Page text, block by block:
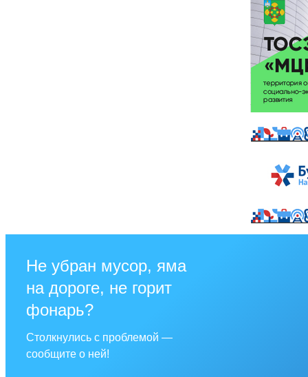
Не убран мусор, яма
на дороге, не горит
фонарь?
Столкнулись с проблемой —
сообщите о ней!